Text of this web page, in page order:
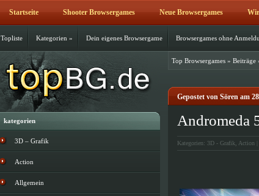
Startseite Shooter Browsergames Neue Browsergames
Topliste Kategorien » Dein eigenes Browsergame Browsergames ohne
Top Browsergames » Beiträge
Gepostet von Sören am
Andromeda
Kategorien: 3D - Grafik Action
kategorien
3D – Grafik
Action
Allgemein